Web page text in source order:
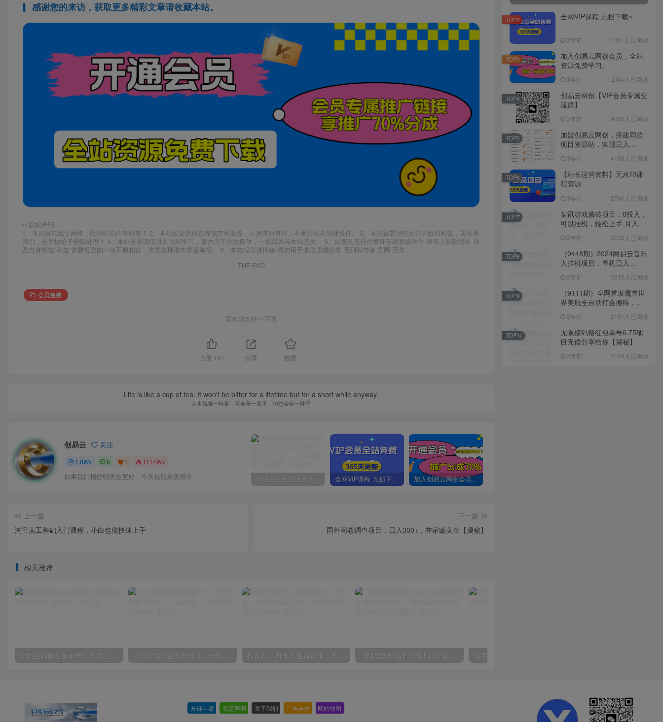
感谢您的来访，获取更多精彩文章请收藏本站。
© 版权声明
1、本内容转载于网络，版权归原作者所有！ 2、本站仅提供信息存储空间服务，不拥有所有权，不承担相关法律责任。 3、本内容若侵犯到你的版权利益，请联系
我们，会尽快给予删除处理！ 4、本站全资源仅供测试和学习，请勿用于非法操作，一切后果与本站无关。 5、如遇到充值付费环节课程或软件 请马上删除退出 涉
及自身权益/利益 需要投资的一律不要相信，访客发现请向客服举报。 6、本教程仅供揭秘 请勿用于非法违规操作 否则和作者 官网 无关
THE END
会员免费
喜欢就支持一下吧
点赞 167 分享 收藏
Life is like a cup of tea. It won't be bitter for a lifetime but for a short while anyway.
人生就像一杯茶，不会苦一辈子，但总会苦一阵子
创易云 关注
1.8W+ 0 1 1114W+
如果我们相信明天会更好，今天就能承受艰辛 你还在到处找项目？还在当韭菜？我靠卖项目一个月收入5万+，曾经我也是个失败者。 全网VIP课程 无损下载~ 加入创易云网创会员，全站资源免费学习。
上一篇
淘宝美工基础入门课程，小白也能快速上手
下一篇
国外问卷调查项目，日入300+，在家赚美金【揭秘】
相关推荐
无限接码撸红包单号0.75项目无偿分享给你【揭秘】 小红书最新拉新野路子，一部手机即可操作，一单15块，做得好日入2000+ 抖音24小时无人直播音乐，不违规，不封号纯撸音浪，小白实操当天日入1000+ 【阿里国际站】打造Top店铺&获得优质询盘客户，​95%的国际站讲师不会说的运营技巧
全网VIP课程 无损下载~
2年前 1.7W+人已阅读
TOP2
加入创易云网创会员，全站
资源免费学习。
3年前 1.2W+人已阅读
TOP3
创易云网创【VIP会员专属交
流群】
3年前 9085人已阅读
TOP4
加盟创易云网创，搭建同款
项目资源站，实现日入
3年前 4103人已阅读
TOP5
【站长运营资料】无水印课
程资源
3年前 2766人已阅读
TOP6
某讯游戏搬砖项目，0投入，
可以挂机，轻松上手,月入
2年前 2226人已阅读
TOP7
（9448期）2024网易云音乐
人挂机项目，单机日入
2年前 2215人已阅读
TOP8
（9111期）全网首发魔兽世
界美服全自动打金搬砖，日
姆级教学
2年前 2151人已阅读
TOP9
无限接码撸红包单号0.75项
目无偿分享给你【揭秘】
2年前 2104人已阅读
TOP10
友链申请 免责声明 关于我们 广告合作 网站地图